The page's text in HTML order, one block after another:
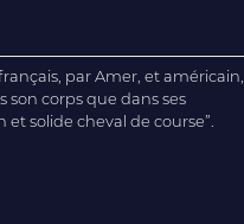
par Amer, et américain,
son corps que dans ses
solide cheval de course”.